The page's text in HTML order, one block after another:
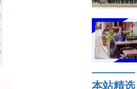
本站精选